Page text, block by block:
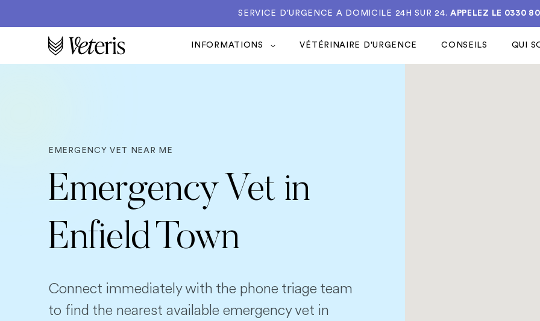
SERVICE D'URGENCE A DOMICILE 24H SUR 24. APPELEZ LE 0330
INFORMATIONS VÉTÉRINAIRE D'URGENCE CONSEILS QUI
EMERGENCY VET NEAR ME
Emergency Vet in
Enfield Town
Connect immediately with the phone triage team
to find the nearest available emergency vet in